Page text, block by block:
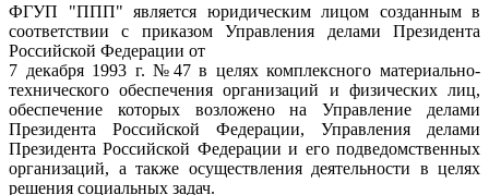
ФГУП "ППП" является юридическим лицом созданным в
соответствии с приказом Управления делами Президента
Российской Федерации от
7 декабря 1993 г. №47 в целях комплексного материально-
технического обеспечения организаций и физических лиц,
обеспечение которых возложено на Управление делами
Президента Российской Федерации, Управления делами
Президента Российской Федерации и его подведомственных
организаций, а также осуществления деятельности в целях
решения социальных задач.